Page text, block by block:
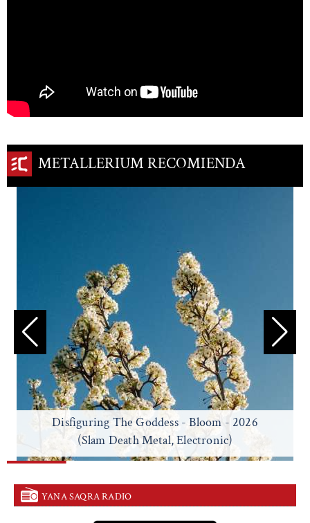
METALLERIUM RECOMIENDA
Disfiguring The Goddess - Bloom - 2026
(Slam Death Metal, Electronic)
YANA SAQRA RADIO